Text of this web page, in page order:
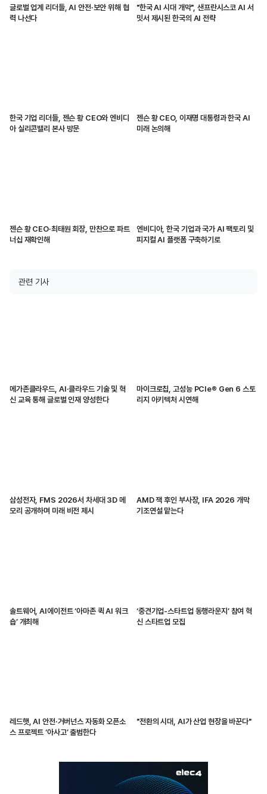
글로벌 업계 리더들, AI 안전·보안 위해 협
력 나선다
"한국 AI 시대 개막", 샌프란시스코 AI 서
밋서 제시된 한국의 AI 전략
한국 기업 리더들, 젠슨 황 CEO와 엔비디
아 실리콘밸리 본사 방문
젠슨 황 CEO, 이재명 대통령과 한국 AI
미래 논의해
젠슨 황 CEO·최태원 회장, 만찬으로 파트
너십 재확인해
엔비디아, 한국 기업과 국가 AI 팩토리 및
피지컬 AI 플랫폼 구축하기로
관련 기사
메가존클라우드, AI·클라우드 기술 및 혁
신 교육 통해 글로벌 인재 양성한다
마이크로칩, 고성능 PCIe® Gen 6 스토
리지 아키텍처 시연해
삼성전자, FMS 2026서 차세대 3D 메
모리 공개하며 미래 비전 제시
AMD 잭 후인 부사장, IFA 2026 개막
기조연설 맡는다
솔트웨어, AI에이전트 ‘아마존 퀵 AI 워크
숍’ 개최해
‘중견기업-스타트업 동행라운지’ 참여 혁
신 스타트업 모집
레드햇, AI 안전·거버넌스 자동화 오픈소
스 프로젝트 ‘아사고’ 출범한다
"전환의 시대, AI가 산업 현장을 바꾼다"